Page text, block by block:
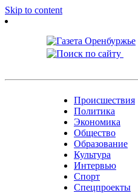
Skip to content
Происшествия
Политика
Экономика
Общество
Образование
Культура
Интервью
Спорт
Спецпроекты